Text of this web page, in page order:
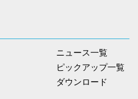
ニュース一覧
ピックアップ一覧
ダウンロード